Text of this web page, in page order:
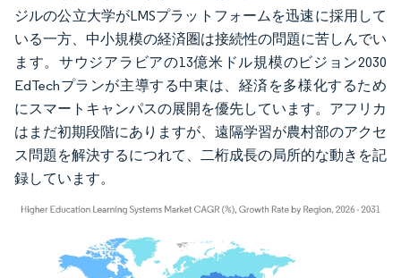
ジルの公立大学がLMSプラットフォームを迅速に採用して
いる一方、中小規模の経済圏は接続性の問題に苦しんでい
ます。サウジアラビアの13億米ドル規模のビジョン2030
EdTechプランが主導する中東は、経済を多様化するため
にスマートキャンパスの展開を優先しています。アフリカ
はまだ初期段階にありますが、遠隔学習が農村部のアクセ
ス問題を解決するにつれて、二桁成長の局所的な動きを記
録しています。